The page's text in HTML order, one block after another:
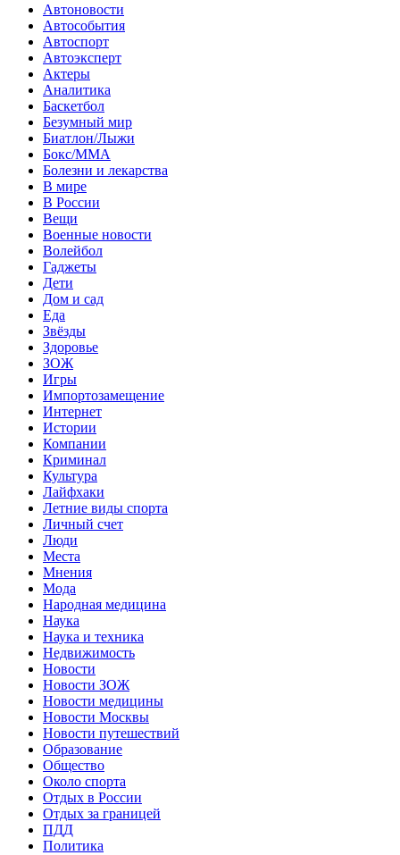
Автоновости
Автособытия
Автоспорт
Автоэксперт
Актеры
Аналитика
Баскетбол
Безумный мир
Биатлон/Лыжи
Бокс/MMA
Болезни и лекарства
В мире
В России
Вещи
Военные новости
Волейбол
Гаджеты
Дети
Дом и сад
Еда
Звёзды
Здоровье
ЗОЖ
Игры
Импортозамещение
Интернет
Истории
Компании
Криминал
Культура
Лайфхаки
Летние виды спорта
Личный счет
Люди
Места
Мнения
Мода
Народная медицина
Наука
Наука и техника
Недвижимость
Новости
Новости ЗОЖ
Новости медицины
Новости Москвы
Новости путешествий
Образование
Общество
Около спорта
Отдых в России
Отдых за границей
ПДД
Политика